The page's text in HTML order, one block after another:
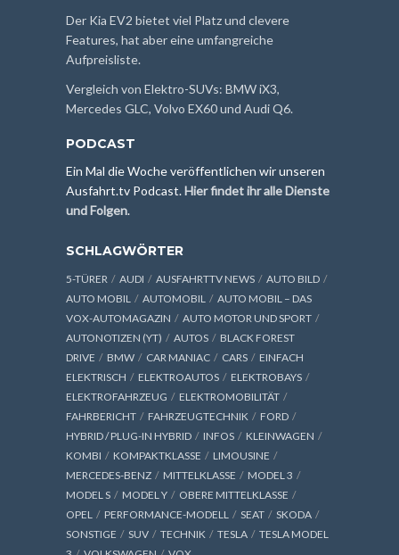
Der Kia EV2 bietet viel Platz und clevere
Features, hat aber eine umfangreiche
Aufpreisliste.
Vergleich von Elektro-SUVs: BMW iX3,
Mercedes GLC, Volvo EX60 und Audi Q6.
PODCAST
Ein Mal die Woche veröffentlichen wir unseren
Ausfahrt.tv Podcast. Hier findet ihr alle Dienste
und Folgen.
SCHLAGWÖRTER
5-TÜRER AUDI AUSFAHRTTV NEWS
AUTO BILD
AUTO MOBIL
AUTOMOBIL
AUTO MOBIL – DAS
VOX-AUTOMAGAZIN
AUTO MOTOR UND SPORT
AUTONOTIZEN (YT)
AUTOS
BLACK FOREST
DRIVE
BMW CAR MANIAC CARS
EINFACH
ELEKTRISCH
ELEKTROAUTOS
ELEKTROBAYS
ELEKTROFAHRZEUG
ELEKTROMOBILITÄT
FAHRBERICHT
FAHRZEUGTECHNIK
FORD
HYBRID / PLUG-IN HYBRID
INFOS
KLEINWAGEN
KOMBI
KOMPAKTKLASSE
LIMOUSINE
MERCEDES-BENZ
MITTELKLASSE
MODEL 3
MODEL S
MODEL Y
OBERE MITTELKLASSE
OPEL
PERFORMANCE-MODELL SEAT
SKODA
SONSTIGE
SUV TECHNIK TESLA
TESLA MODEL